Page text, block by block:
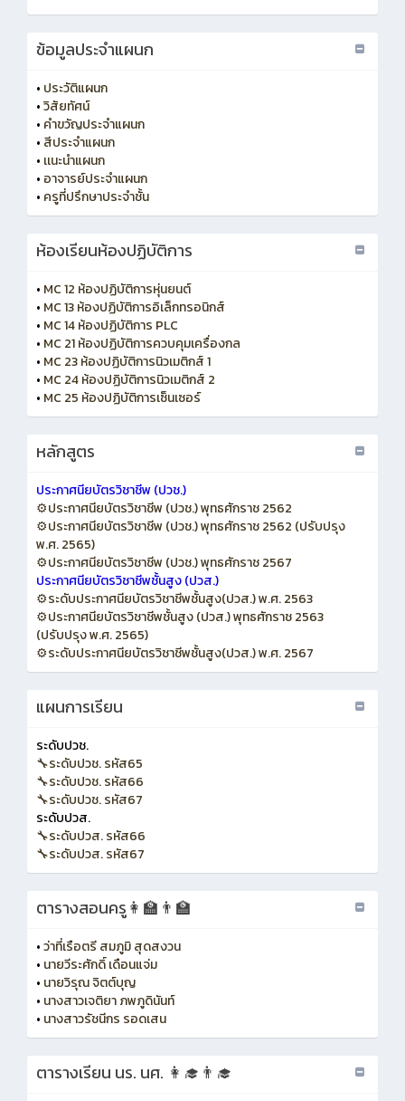
ข้อมูลประจำแผนก
• ประวัติแผนก
•วิสัยทัศน์
• คำขวัญประจำแผนก
• สีประจำแผนก
• เเนะนำแผนก
• อาจารย์ประจำแผนก
• ครูที่ปรึกษาประจำชั้น
ห้องเรียนห้องปฏิบัติการ
• MC 12 ห้องปฏิบัติการหุ่นยนต์
• MC 13 ห้องปฏิบัติการอิเล็กทรอนิกส์
• MC 14 ห้องปฏิบัติการ PLC
• MC 21 ห้องปฏิบัติการควบคุมเครื่องกล
• MC 23 ห้องปฏิบัติการนิวเมติกส์ 1
• MC 24 ห้องปฏิบัติการนิวเมติกส์ 2
• MC 25 ห้องปฏิบัติการเซ็นเซอร์
หลักสูตร
ประกาศนียบัตรวิชาชีพ (ปวช.)
⚙️ประกาศนียบัตรวิชาชีพ (ปวช.) พุทธศักราช 2562
⚙️ประกาศนียบัตรวิชาชีพ (ปวช.) พุทธศักราช 2562 (ปรับปรุง
พ.ศ. 2565)
⚙️ประกาศนียบัตรวิชาชีพ (ปวช.) พุทธศักราช 2567
ประกาศนียบัตรวิชาชีพชั้นสูง (ปวส.)
⚙️ระดับประกาศนียบัตรวิชาชีพชั้นสูง(ปวส.) พ.ศ. 2563
⚙️ประกาศนียบัตรวิชาชีพชั้นสูง (ปวส.) พุทธศักราช 2563
(ปรับปรุง พ.ศ. 2565)
⚙️ระดับประกาศนียบัตรวิชาชีพชั้นสูง(ปวส.) พ.ศ. 2567
แผนการเรียน
ระดับปวช.
🔧ระดับปวช. รหัส65
🔧ระดับปวช. รหัส66
🔧ระดับปวช. รหัส67
ระดับปวส.
🔧ระดับปวส. รหัส66
🔧ระดับปวส. รหัส67
ตารางสอนครู👩‍🏫👨‍🏫
•ว่าที่เรือตรี สมภูมิ สุดสงวน
• นายวีระศักดิ์ เดือนแจ่ม
• นายวิรุณ จิตต์บุญ
• นางสาวเจติยา ภพภูดินันท์
• นางสาวรัชนีกร รอดเสน
ตารางเรียน นร. นศ. 👩‍🎓👨‍🎓